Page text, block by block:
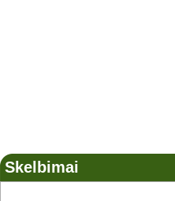
Skelbimai